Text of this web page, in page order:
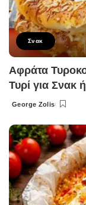
Σνακ
Αφράτα
Τυρί για Σνακ
Posted
George Zolis